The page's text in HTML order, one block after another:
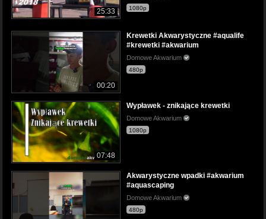
25:33 1080p
00:20
Krewetki Akwarystyczne #aqualife
#krewetki #akwarium
Domowe Akwarium
480p
07:48
Wypławek - znikające krewetki
Domowe Akwarium
1080p
Akwarystyczne wpadki #akwarium
#aquascaping
Domowe Akwarium
480p